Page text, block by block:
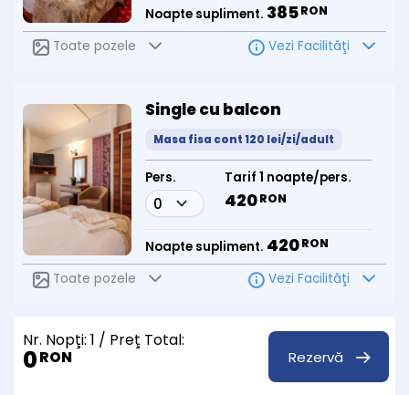
Noapte supliment. 385RON
Toate pozele Vezi Facilităţi
Single cu balcon
Masa fisa cont 120 lei/zi/adult
Pers. Tarif 1 noapte/pers.
420RON
Noapte supliment. 420RON
Toate pozele Vezi Facilităţi
Nr. Nopţi: 1 / Preţ Total:
0RON Rezervă